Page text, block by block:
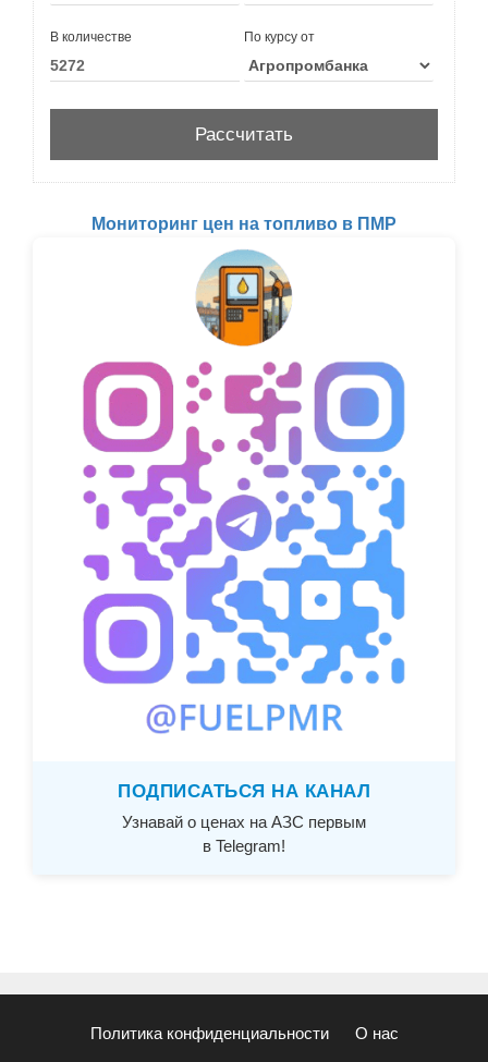
В количестве По курсу от
Мониторинг цен на топливо в ПМР
ПОДПИСАТЬСЯ НА КАНАЛ
Узнавай о ценах на АЗС первым
в Telegram!
Политика конфиденциальности О нас